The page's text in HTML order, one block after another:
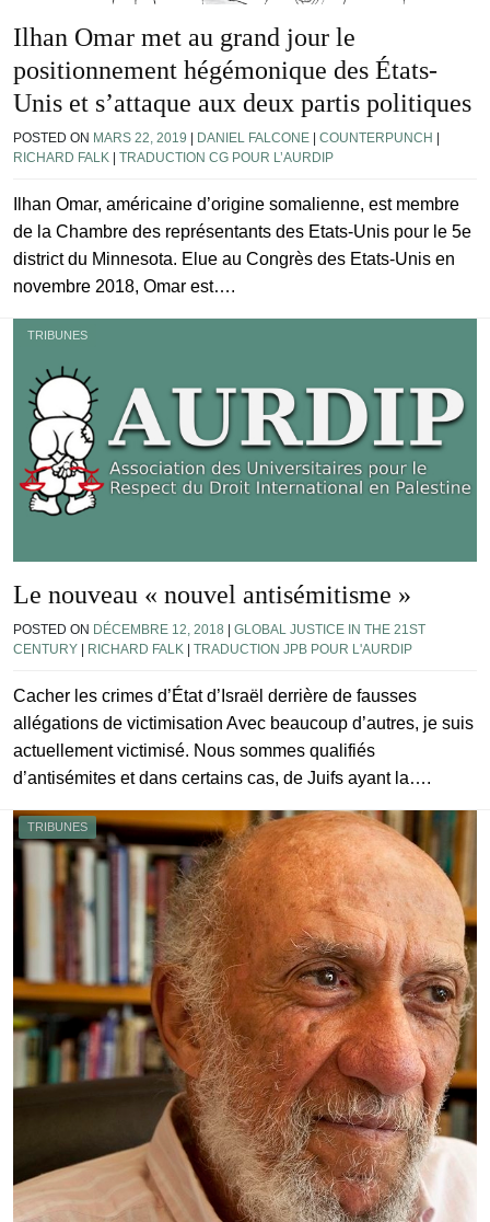
Ilhan Omar met au grand jour le
positionnement hégémonique des États-
Unis et s’attaque aux deux partis politiques
POSTED ON MARS 22, 2019 | DANIEL FALCONE | COUNTERPUNCH |
RICHARD FALK | TRADUCTION CG POUR L’AURDIP
Ilhan Omar, américaine d’origine somalienne, est membre
de la Chambre des représentants des Etats-Unis pour le 5e
district du Minnesota. Elue au Congrès des Etats-Unis en
novembre 2018, Omar est….
TRIBUNES
Le nouveau « nouvel antisémitisme »
POSTED ON DÉCEMBRE 12, 2018
GLOBAL JUSTICE IN THE 21ST
CENTURY
RICHARD FALK TRADUCTION JPB POUR L'AURDIP
Cacher les crimes d’État d’Israël derrière de fausses
allégations de victimisation Avec beaucoup d’autres, je suis
actuellement victimisé. Nous sommes qualifiés
d’antisémites et dans certains cas, de Juifs ayant la….
TRIBUNES